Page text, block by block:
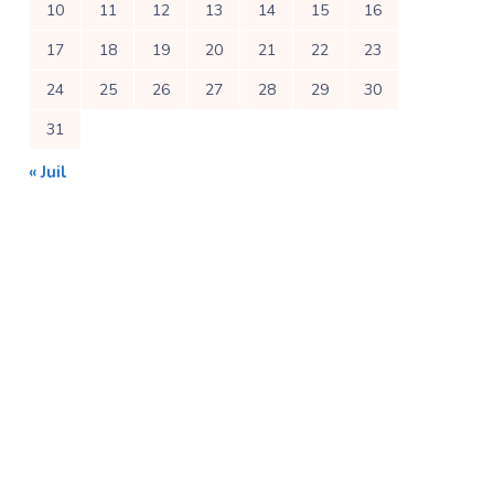
10 11 12 13 14 15
16
17
18 19 20 21 22
23
24
25 26 27 28 29
30
31
« Juil